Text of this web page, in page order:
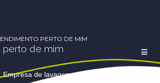
Empresa de lavagem com lava e seca em Barueri
PERTO DE MIM
perto de mim